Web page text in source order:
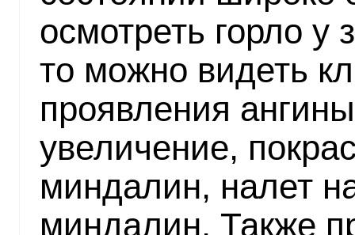
осмотреть горло у
то можно видеть
проявления
увеличение,
миндалин, налет
миндалин. Также